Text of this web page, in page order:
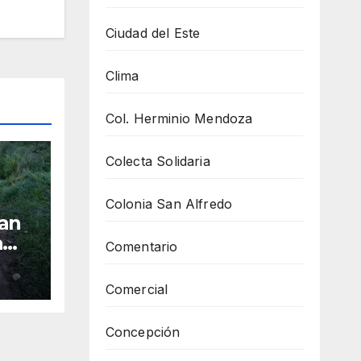
Ciudad del Este
Clima
Col. Herminio Mendoza
Colecta Solidaria
Colonia San Alfredo
Comentario
Comercial
Concepción